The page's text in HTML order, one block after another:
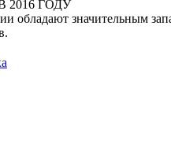
ГОДУ
обладают значительным